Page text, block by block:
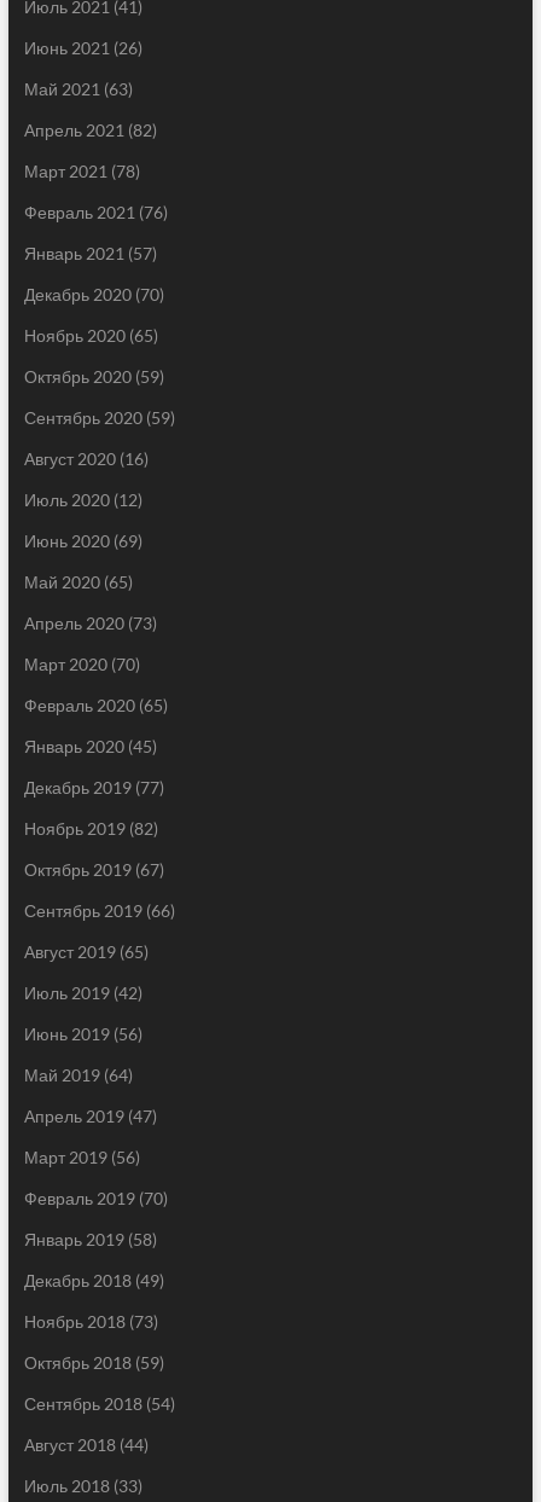
Июль 2021 (41)
Июнь 2021 (26)
Май 2021 (63)
Апрель 2021 (82)
Март 2021 (78)
Февраль 2021 (76)
Январь 2021 (57)
Декабрь 2020(70)
Ноябрь 2020(65)
Октябрь 2020(59)
Сентябрь 2020(59)
Август 2020(16)
Июль 2020(12)
Июнь 2020(69)
Май 2020(65)
Апрель 2020(73)
Март 2020(70)
Февраль 2020(65)
Январь 2020(45)
Декабрь 2019(77)
Ноябрь 2019(82)
Октябрь 2019(67)
Сентябрь 2019(66)
Август 2019(65)
Июль 2019(42)
Июнь 2019(56)
Май 2019(64)
Апрель 2019(47)
Март 2019(56)
Февраль 2019(70)
Январь 2019(58)
Декабрь 2018(49)
Ноябрь 2018(73)
Октябрь 2018(59)
Сентябрь 2018(54)
Август 2018(44)
Июль 2018(33)